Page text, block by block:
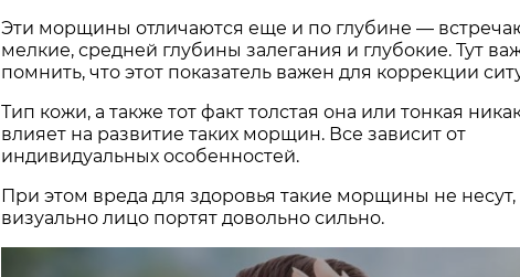
Эти морщины отличаются еще и по глубине —
мелкие, средней глубины залегания и глубокие. Тут
помнить, что этот показатель важен для коррекции
Тип кожи, а также тот факт толстая она или тонкая
влияет на развитие таких морщин. Все зависит от
индивидуальных особенностей.
При этом вреда для здоровья такие морщины не несут,
визуально лицо портят довольно сильно.